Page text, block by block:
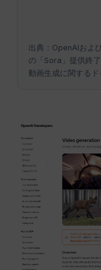
出典：OpenAIおよ
の「Sora」提供終
動画生成に関する